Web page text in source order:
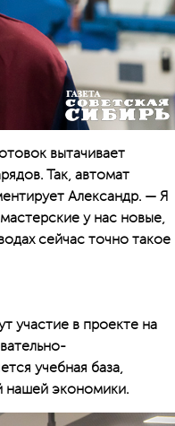
вытачивает
Так, автомат
Александр. — Я
у нас новые,
сейчас точно такое
участие в проекте на
учебная база,
нашей экономики.